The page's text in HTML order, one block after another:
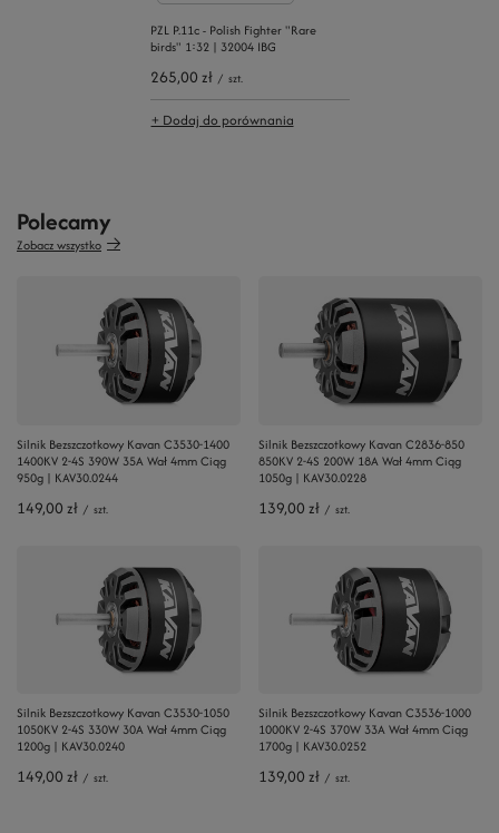
PZL P.11c - Polish Fighter "Rare
birds" 1:32 | 32004 IBG
265,00 zł / szt.
+ Dodaj do porównania
Polecamy
Zobacz wszystko
Silnik Bezszczotkowy Kavan C3530-1400
1400KV 2-4S 390W 35A Wał 4mm Ciąg
950g | KAV30.0244
149,00 zł / szt.
Silnik Bezszczotkowy Kavan C2836-850
850KV 2-4S 200W 18A Wał 4mm Ciąg
1050g | KAV30.0228
139,00 zł / szt.
Silnik Bezszczotkowy Kavan C3530-1050
1050KV 2-4S 330W 30A Wał 4mm Ciąg
1200g | KAV30.0240
149,00 zł / szt.
Silnik Bezszczotkowy Kavan C3536-1000
1000KV 2-4S 370W 33A Wał 4mm Ciąg
1700g | KAV30.0252
139,00 zł / szt.